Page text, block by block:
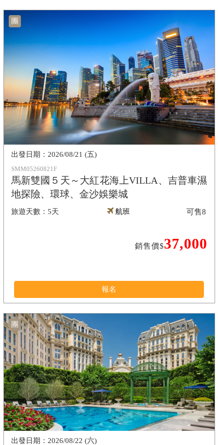
團
SMM05260821F
馬新雙國５天～大紅花海上VILLA、吉普車濕
地探險、環球、金沙娛樂城
5天
2026/08/21 (五)
航班
銷售價$37,000
可售8
報名
團
2026/08/22 (六)